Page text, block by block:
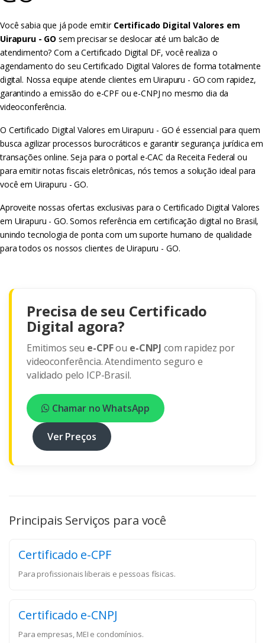
Você sabia que já pode emitir Certificado Digital Valores em
Uirapuru - GO sem precisar se deslocar até um balcão de
atendimento? Com a Certificado Digital DF, você realiza o
agendamento do seu Certificado Digital Valores de forma totalmente
digital. Nossa equipe atende clientes em Uirapuru - GO com rapidez,
garantindo a emissão do e-CPF ou e-CNPJ no mesmo dia da
videoconferência.
O Certificado Digital Valores em Uirapuru - GO é essencial para quem
busca agilizar processos burocráticos e garantir segurança jurídica em
transações online. Seja para o portal e-CAC da Receita Federal ou
para emitir notas fiscais eletrônicas, nós temos a solução ideal para
você em Uirapuru - GO.
Aproveite nossas ofertas exclusivas para o Certificado Digital Valores
em Uirapuru - GO. Somos referência em certificação digital no Brasil,
unindo tecnologia de ponta com um suporte humano de qualidade
para todos os nossos clientes de Uirapuru - GO.
Precisa de seu Certificado
Digital agora?
Emitimos seu e-CPFou e-CNPJ com rapidez por
videoconferência. Atendimento seguro e
validado pelo ICP-Brasil.
Chamar no WhatsApp
Ver Preços
Principais Serviços para você
Certificado e-CPF
Para profissionais liberais e pessoas físicas.
Certificado e-CNPJ
Para empresas, MEI e condomínios.